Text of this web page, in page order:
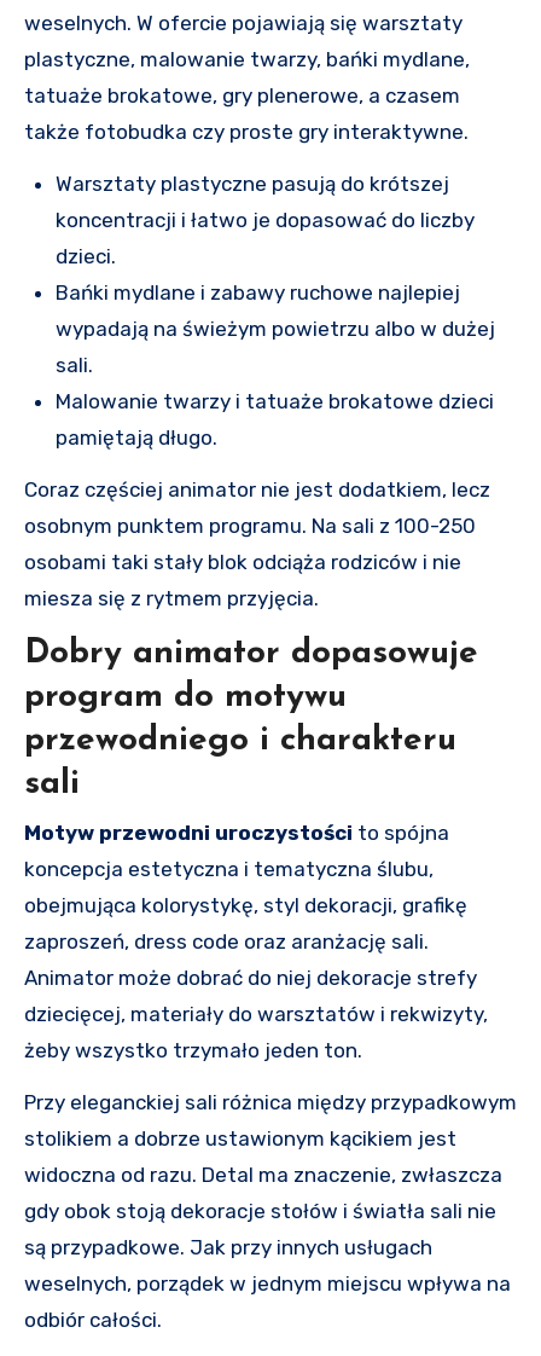
weselnych. W ofercie pojawiają się warsztaty
plastyczne, malowanie twarzy, bańki mydlane,
tatuaże brokatowe, gry plenerowe, a czasem
także fotobudka czy proste gry interaktywne.
Warsztaty plastyczne pasują do krótszej
koncentracji i łatwo je dopasować do liczby
dzieci.
Bańki mydlane i zabawy ruchowe najlepiej
wypadają na świeżym powietrzu albo w dużej
sali.
Malowanie twarzy i tatuaże brokatowe dzieci
pamiętają długo.
Coraz częściej animator nie jest dodatkiem, lecz
osobnym punktem programu. Na sali z 100-250
osobami taki stały blok odciąża rodziców i nie
miesza się z rytmem przyjęcia.
Dobry animator dopasowuje
program do motywu
przewodniego i charakteru
sali
Motyw przewodni uroczystości to spójna
koncepcja estetyczna i tematyczna ślubu,
obejmująca kolorystykę, styl dekoracji, grafikę
zaproszeń, dress code oraz aranżację sali.
Animator może dobrać do niej dekoracje strefy
dziecięcej, materiały do warsztatów i rekwizyty,
żeby wszystko trzymało jeden ton.
Przy eleganckiej sali różnica między przypadkowym
stolikiem a dobrze ustawionym kącikiem jest
widoczna od razu. Detal ma znaczenie, zwłaszcza
gdy obok stoją dekoracje stołów i światła sali nie
są przypadkowe. Jak przy innych usługach
weselnych, porządek w jednym miejscu wpływa na
odbiór całości.